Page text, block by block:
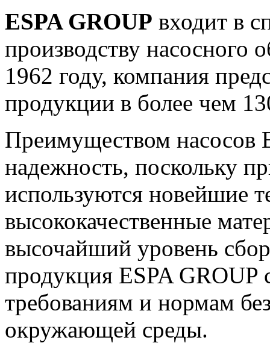
ESPA GROUP входит в
производству насосного
1962 году, компания
продукции в более чем
Преимуществом насосов
надежность, поскольку п
используются новейшие
высококачественные
высочайший уровень
продукция ESPA GROUP
требованиям и нормам
окружающей среды.